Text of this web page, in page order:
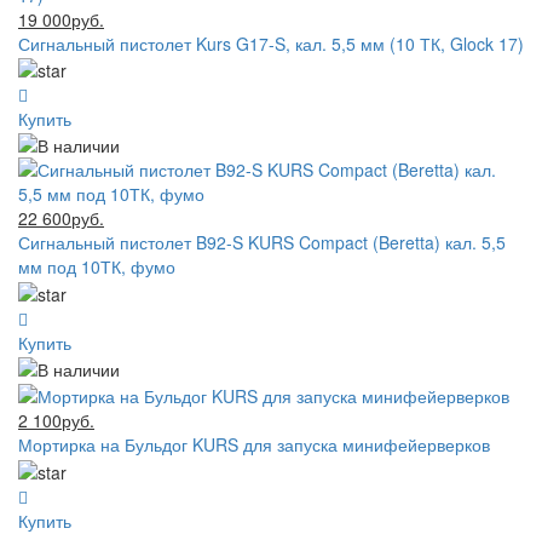
19 000руб.
Сигнальный пистолет Kurs G17-S, кал. 5,5 мм (10 ТК, Glock 17)
Купить
22 600руб.
Сигнальный пистолет B92-S KURS Compact (Beretta) кал. 5,5
мм под 10ТК, фумо
Купить
2 100руб.
Мортирка на Бульдог KURS для запуска минифейерверков
Купить